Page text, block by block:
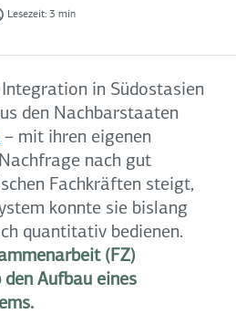
Lesezeit: 3 min
in Südostasien
den Nachbarstaaten
– mit ihren eigenen
nach gut
Fachkräften steigt,
konnte sie bislang
quantitativ bedienen.
(FZ)
Aufbau eines